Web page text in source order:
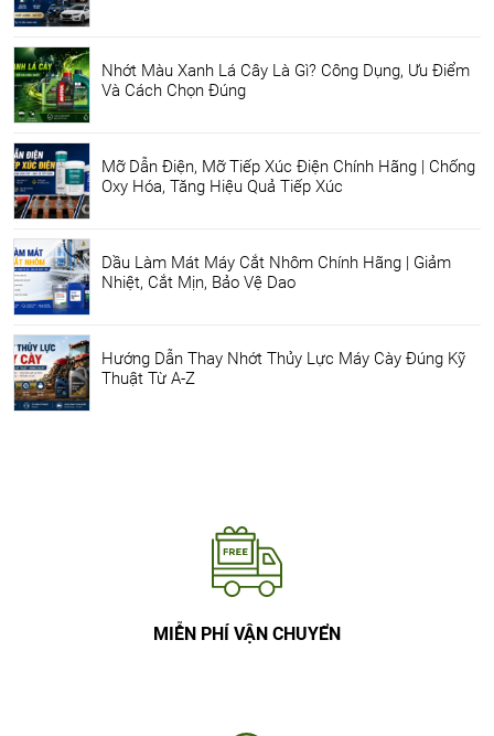
Nhớt Màu Xanh Lá Cây Là Gì? Công Dụng, Ưu Điểm
Và Cách Chọn Đúng
Mỡ Dẫn Điện, Mỡ Tiếp Xúc Điện Chính Hãng | Chống
Oxy Hóa, Tăng Hiệu Quả Tiếp Xúc
Dầu Làm Mát Máy Cắt Nhôm Chính Hãng | Giảm
Nhiệt, Cắt Mịn, Bảo Vệ Dao
Hướng Dẫn Thay Nhớt Thủy Lực Máy Cày Đúng Kỹ
Thuật Từ A-Z
MIỄN PHÍ VẬN CHUYỂN